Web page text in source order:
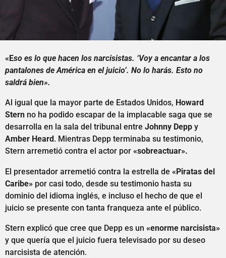
«Eso es lo que hacen los narcisistas. ‘Voy a encantar a los
pantalones de América en el juicio’. No lo harás. Esto no
saldrá bien».
Al igual que la mayor parte de Estados Unidos, Howard
Stern no ha podido escapar de la implacable saga que se
desarrolla en la sala del tribunal entre Johnny Depp y
Amber Heard . Mientras Depp terminaba su testimonio,
Stern arremetió contra el actor por «sobreactuar».
El presentador arremetió contra la estrella de «Piratas del
Caribe» por casi todo, desde su testimonio hasta su
dominio del idioma inglés, e incluso el hecho de que el
juicio se presente con tanta franqueza ante el público.
Stern explicó que cree que Depp es un «enorme narcisista»
y que quería que el juicio fuera televisado por su deseo
narcisista de atención.